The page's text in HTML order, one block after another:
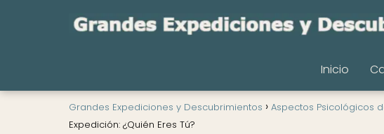
Inicio
Grandes Expediciones y Descubrimientos Aspectos Psicológicos
Expedición: ¿Quién Eres Tú?